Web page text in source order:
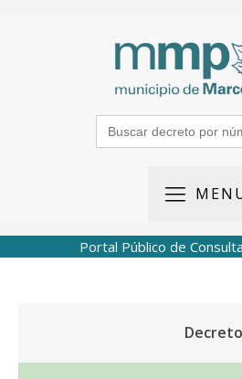
Search
for:
Portal Público de
Decreto